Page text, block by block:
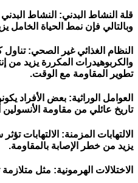
قلة النشاط البدني: النشاط
وبالتالي فإن نمط الحياة الخامل
النظام الغذائي غير الصحي:
والكربوهيدرات المكررة يزيد من
تطوير المقاومة مع الوقت.
العوامل الوراثية: بعض الأفراد
تاريخ عائلي من مقاومة
الالتهابات المزمنة: الالتهابات
يزيد من خطر الإصابة بالمقاومة.
الاختلالات الهرمونية: مثل